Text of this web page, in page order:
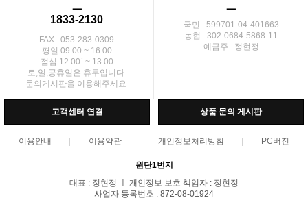
ㅡ
1833-2130
FAX : 053-283-0309
평일 09:00 ~ 16:00
점심 12:00` ~ 13:00
토,일,공휴일은 휴무입니다.
문의게시판을 이용해주세요.
ㅡ
국민 : 599701-04-401663
농협 : 302-0684-5868-11
예금주 : 정현정
고객센터 연결 상품 문의 게시판
이용안내 이용약관 개인정보처리방침 PC버전
원단1번지
대표 : 정현정 ㅣ 개인정보 보호 책임자 : 정현정
사업자 등록번호 : 872-08-01924